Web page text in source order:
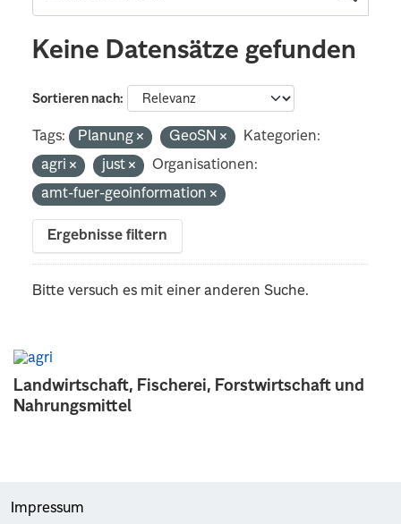
Landwirtschaft, Fischerei, Forstwirtschaft und
Nahrungsmittel
Keine Datensätze gefunden
Sortieren nach
Tags: Planung GeoSN
Kategorien:
agri
just
Organisationen:
amt-fuer-geoinformation
Ergebnisse filtern
Bitte versuch es mit einer anderen Suche.
Impressum